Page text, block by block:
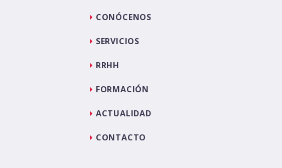
CONÓCENOS
SERVICIOS
RRHH
FORMACIÓN
ACTUALIDAD
CONTACTO